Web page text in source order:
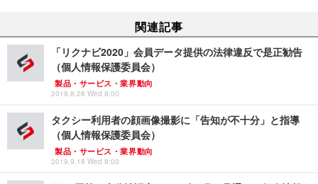
関連記事
「リクナビ2020」会員データ提供の法律違反で是正勧告
（個人情報保護委員会）
製品・サービス・業界動向
2019.8.28 Wed 8:00
タクシー利用者の顔画像撮影に「告知が不十分」と指導
（個人情報保護委員会）
製品・サービス・業界動向
2019.9.18 Wed 8:00